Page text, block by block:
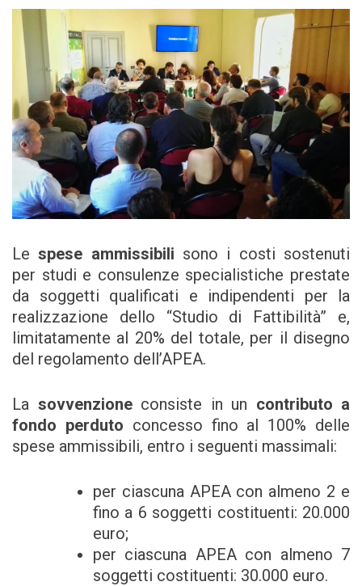
Lespese ammissibili sono i costi sostenuti
per studi e consulenze specialistiche prestate
da soggetti qualificati e indipendenti per la
realizzazione dello “Studio di Fattibilità” e,
limitatamente al 20% del totale, per il disegno
del regolamento dell’APEA.
La sovvenzione consiste in un contributo a
fondo perduto concesso fino al 100% delle
spese ammissibili, entro i seguenti massimali:
per ciascuna APEA con almeno 2 e
fino a 6 soggetti costituenti: 20.000
euro;
per ciascuna APEA con almeno 7
soggetti costituenti: 30.000 euro.